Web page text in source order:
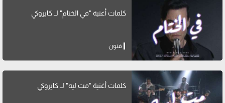
كلمات أغنية "في الختام" لــ كايروكي
فنون
كلمات أغنية "مت ليه" لــ كايروكي